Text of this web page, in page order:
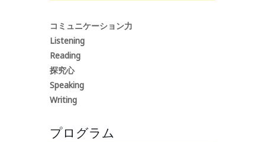
コミュニケーション力
Listening
Reading
探究心
Speaking
Writing
プログラム